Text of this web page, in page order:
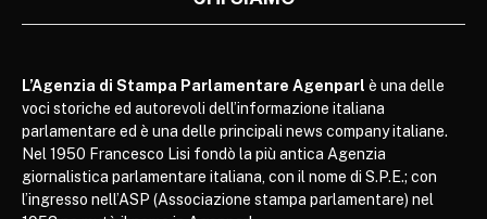
L’Agenzia di Stampa Parlamentare Agenparl è una delle
voci storiche ed autorevoli dell’informazione italiana
parlamentare ed è una delle principali news company italiane.
Nel 1950 Francesco Lisi fondò la più antica Agenzia
giornalistica parlamentare italiana, con il nome di S.P.E.; con
l’ingresso nell’ASP (Associazione stampa parlamentare) nel